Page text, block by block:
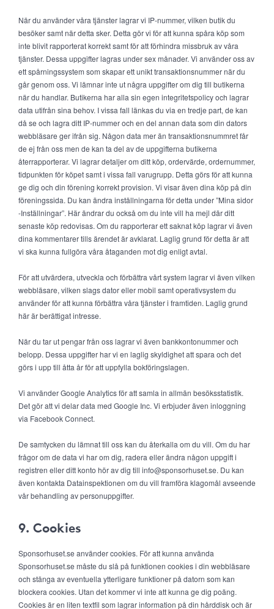
När du använder våra tjänster lagrar vi IP-nummer, vilken butik du
besöker samt när detta sker. Detta gör vi för att kunna spåra köp som
inte blivit rapporterat korrekt samt för att förhindra missbruk av våra
tjänster. Dessa uppgifter lagras under sex månader. Vi använder oss av
ett spårningssystem som skapar ett unikt transaktionsnummer när du
går genom oss. Vi lämnar inte ut några uppgifter om dig till butikerna
när du handlar. Butikerna har alla sin egen integritetspolicy och lagrar
data utifrån sina behov. I vissa fall länkas du via en tredje part, de kan
då se och lagra ditt IP-nummer och en del annan data som din dators
webbläsare ger ifrån sig. Någon data mer än transaktionsnummret får
de ej från oss men de kan ta del av de uppgifterna butikerna
återrapporterar. Vi lagrar detaljer om ditt köp, ordervärde, ordernummer,
tidpunkten för köpet samt i vissa fall varugrupp. Detta görs för att kunna
ge dig och din förening korrekt provision. Vi visar även dina köp på din
föreningssida. Du kan ändra inställningarna för detta under ”Mina sidor
-Inställningar”. Här ändrar du också om du inte vill ha mejl där ditt
senaste köp redovisas. Om du rapporterar ett saknat köp lagrar vi även
dina kommentarer tills ärendet är avklarat. Laglig grund för detta är att
vi ska kunna fullgöra våra åtaganden mot dig enligt avtal.
För att utvärdera, utveckla och förbättra vårt system lagrar vi även vilken
webbläsare, vilken slags dator eller mobil samt operativsystem du
använder för att kunna förbättra våra tjänster i framtiden. Laglig grund
här är berättigat intresse.
När du tar ut pengar från oss lagrar vi även bankkontonummer och
belopp. Dessa uppgifter har vi en laglig skyldighet att spara och det
görs i upp till åtta år för att uppfylla bokföringslagen.
Vi använder Google Analytics för att samla in allmän besöksstatistik.
Det gör att vi delar data med Google Inc. Vi erbjuder även inloggning
via Facebook Connect.
De samtycken du lämnat till oss kan du återkalla om du vill. Om du har
frågor om de data vi har om dig, radera eller ändra någon uppgift i
registren eller ditt konto hör av dig till info@sponsorhuset.se. Du kan
även kontakta Datainspektionen om du vill framföra klagomål avseende
vår behandling av personuppgifter.
9. Cookies
Sponsorhuset.se använder cookies. För att kunna använda
Sponsorhuset.se måste du slå på funktionen cookies i din webbläsare
och stänga av eventuella ytterligare funktioner på datorn som kan
blockera cookies. Utan det kommer vi inte att kunna ge dig poäng.
Cookies är en liten textfil som lagrar information på din hårddisk och är